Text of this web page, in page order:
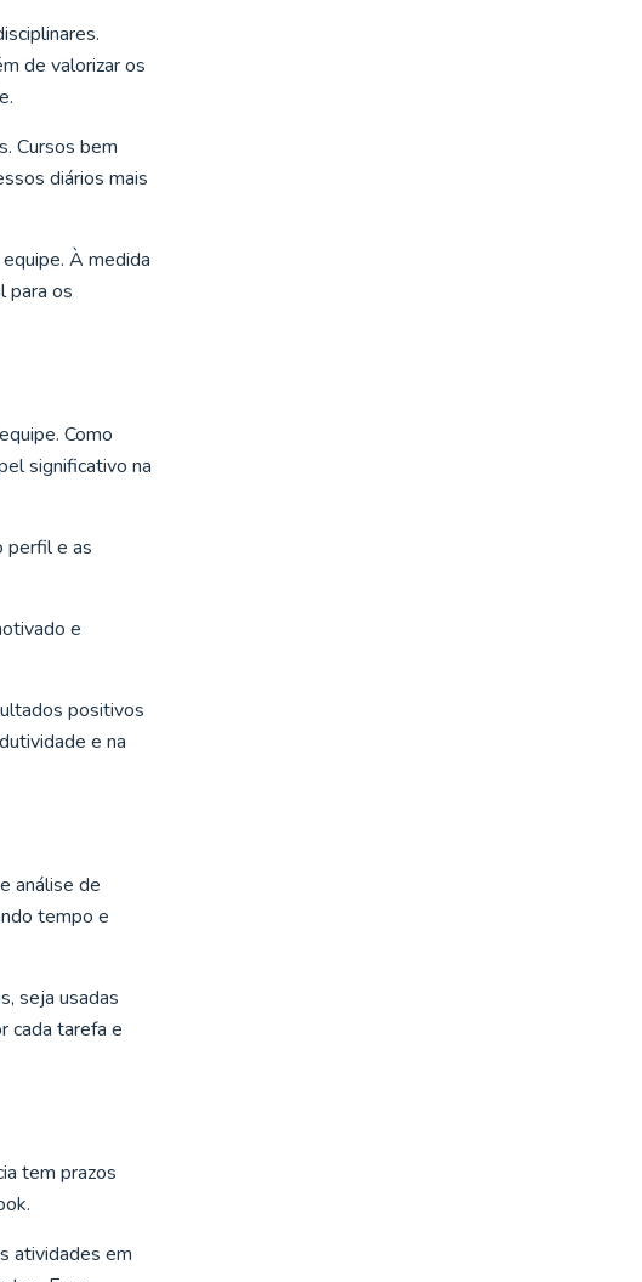
de valorizar os
Cursos bem
diários mais
À medida
para os
Como
significativo na
perfil e as
e
positivos
e na
análise de
tempo e
seja usadas
cada tarefa e
tem prazos
atividades em